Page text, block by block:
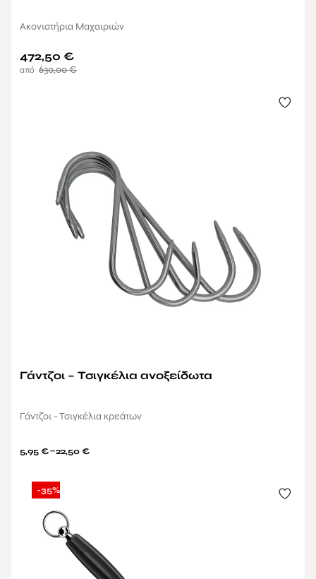
Ακονιστήρια Μαχαιριών
630,00€
472,50 €
Γάντζοι – Τσιγκέλια ανοξείδωτα
Γάντζοι - Τσιγκέλια κρεάτων
5,95 €–22,50 €
-35%